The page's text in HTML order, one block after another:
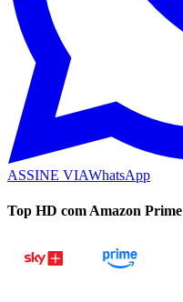
ASSINE VIAWhatsApp
Top HD com Amazon Prime